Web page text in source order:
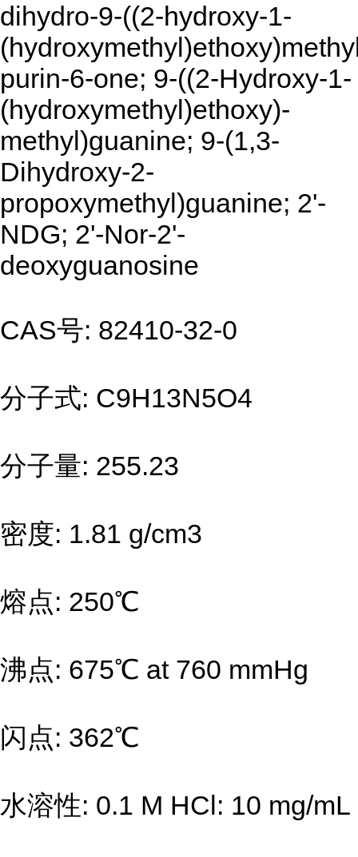
dihydro-9-((2-hydroxy-1-
purin-6-one; 9-((2-Hydroxy-1-
(hydroxymethyl)ethoxy)-
methyl)guanine; 9-(1,3-
Dihydroxy-2-
propoxymethyl)guanine; 2'-
NDG; 2'-Nor-2'-
deoxyguanosine
CAS号: 82410-32-0
分子式: C9H13N5O4
分子量: 255.23
密度: 1.81 g/cm3
熔点: 250℃
沸点: 675℃ at 760 mmHg
闪点: 362℃
水溶性: 0.1 M HCl: 10 mg/mL